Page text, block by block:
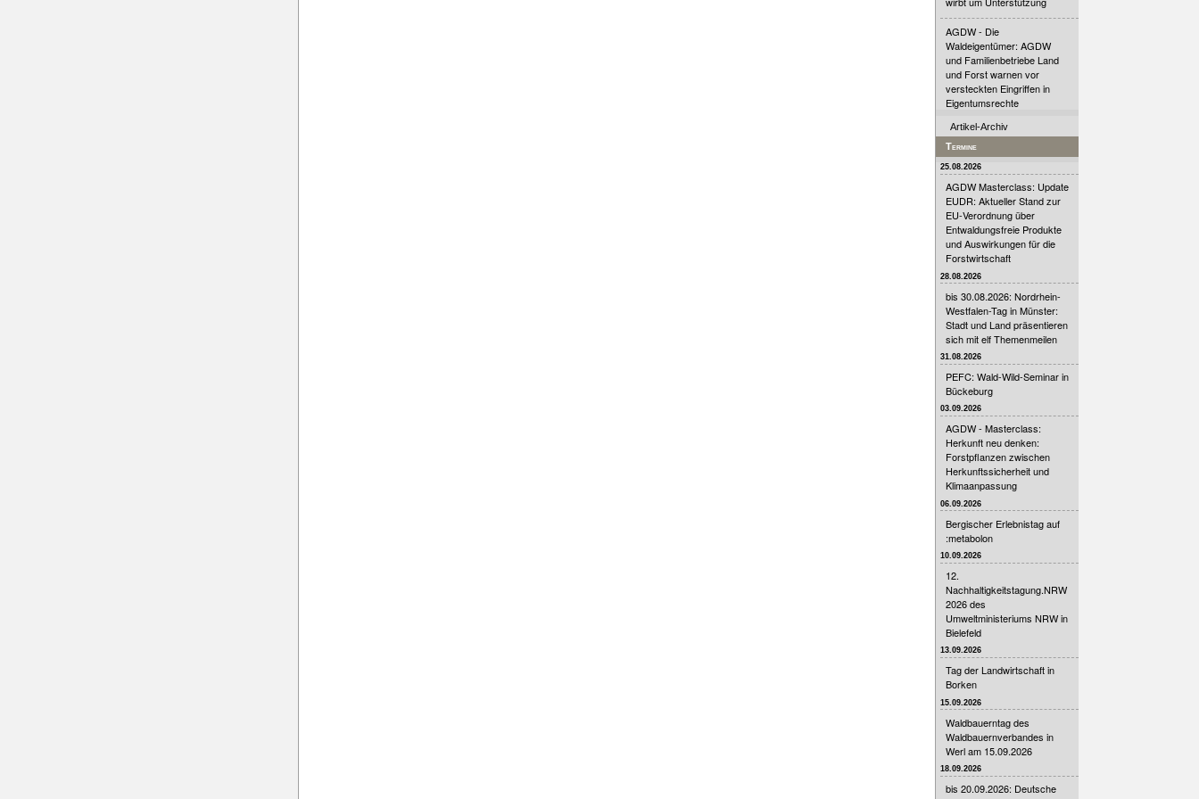
AGDW - Die
Waldeigentümer: AGDW
und Familienbetriebe Land
und Forst warnen vor
versteckten Eingriffen in
Eigentumsrechte
Artikel-Archiv
Termine
25.08.2026
AGDW Masterclass: Update
EUDR: Aktueller Stand zur
EU-Verordnung über
Entwaldungsfreie Produkte
und Auswirkungen für die
Forstwirtschaft
28.08.2026
bis 30.08.2026: Nordrhein-
Westfalen-Tag in Münster:
Stadt und Land präsentieren
sich mit elf Themenmeilen
31.08.2026
PEFC: Wald-Wild-Seminar in
Bückeburg
03.09.2026
AGDW - Masterclass:
Herkunft neu denken:
Forstpflanzen zwischen
Herkunftssicherheit und
Klimaanpassung
06.09.2026
Bergischer Erlebnistag auf
:metabolon
10.09.2026
12.
Nachhaltigkeitstagung.NRW
2026 des
Umweltministeriums NRW in
Bielefeld
13.09.2026
Tag der Landwirtschaft in
Borken
15.09.2026
Waldbauerntag des
Waldbauernverbandes in
Werl am 15.09.2026
18.09.2026
bis 20.09.2026: Deutsche